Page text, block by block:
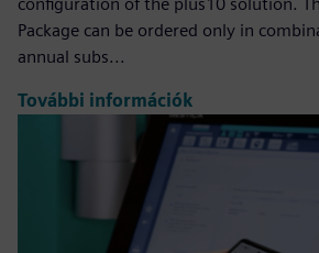
Package can be ordered only in
annual subs...
További információk